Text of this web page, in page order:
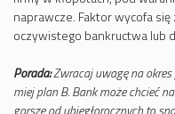
naprawcze. Faktor wycofa
oczywistego bankructwa lub
Porada:Zwracaj uwagę na okres
miej plan B. Bank może chcieć
gorsze od ubiegłorocznych to